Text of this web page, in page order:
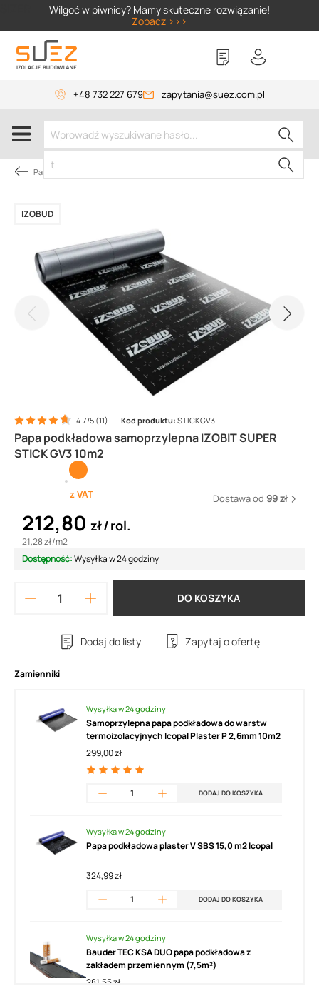
Wilgoć w piwnicy? Mamy skuteczne rozwiązanie!
Zobacz >>>
+48 732 227 679 zapytania@suez.com.pl
Papy dachowe
Papa podkładowa samoprzylepna IZOBIT SUPER
STICK GV3 10m2
IZOBUD
4.7/5 (11) Kod produktu: STICKGV3
z VAT Dostawa od 99 zł
212,80 zł rol.
21,28 zł/m2
Dostępność:Wysyłka w 24 godziny
DO KOSZYKA
Dodaj do listy Zapytaj o ofertę
Zamienniki
Wysyłka w 24 godziny
Samoprzylepna papa podkładowa do warstw
termoizolacyjnych Icopal Plaster P 2,6mm 10m2
299,00 zł
DODAJ DO KOSZYKA
Wysyłka w 24 godziny
Papa podkładowa plaster V SBS 15,0 m2 Icopal
324,99 zł
DODAJ DO KOSZYKA
Wysyłka w 24 godziny
Bauder TEC KSA DUO papa podkładowa z
zakładem przemiennym (7,5m²)
281,55 zł